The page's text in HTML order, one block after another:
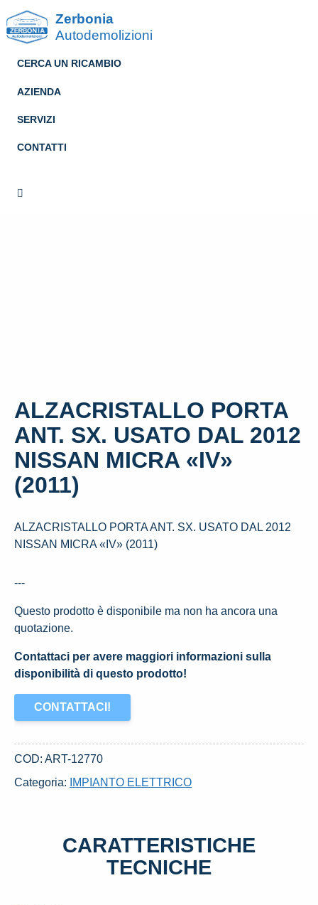
Zerbonia
Autodemolizioni
CERCA UN RICAMBIO
AZIENDA
SERVIZI
CONTATTI
ALZACRISTALLO PORTA
ANT. SX. USATO DAL 2012
NISSAN MICRA «IV»
(2011)
ALZACRISTALLO PORTA ANT. SX. USATO DAL 2012
NISSAN MICRA «IV» (2011)
---
Questo prodotto è disponibile ma non ha ancora una
quotazione.
Contattaci per avere maggiori informazioni sulla
disponibilità di questo prodotto!
CONTATTACI!
COD: ART-12770
Categoria:
IMPIANTO ELETTRICO
CARATTERISTICHE
TECNICHE